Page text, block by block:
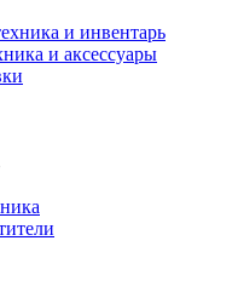
и инвентарь
и аксессуары